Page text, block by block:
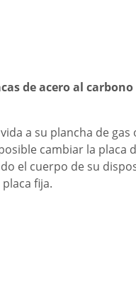
de acero al
a su plancha de gas
cambiar la placa
el cuerpo de su
fija.